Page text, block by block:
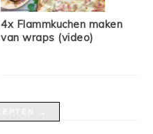
4x Flammkuchen maken
van wraps (video)